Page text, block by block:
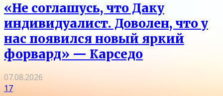
«Не соглашусь, что Даку
индивидуалист. Доволен, что у
нас появился новый яркий
форвард» — Карседо
07.08.2026
17